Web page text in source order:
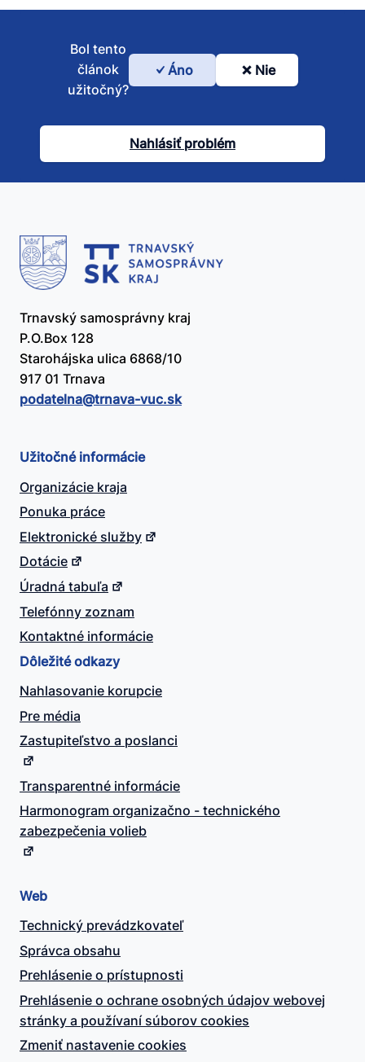
Bol
článok
užitočný?
Bol tento
článok
užitočný?
Áno Nie
Nahlásiť problém
Trnavský samosprávny kraj
P.O.Box 128
Starohájska ulica 6868/10
917 01 Trnava
podatelna@​trnava-vuc.sk
Užitočné informácie
Organizácie kraja
Ponuka práce
Elektronické služby
Dotácie
Úradná tabuľa
Telefónny zoznam
Kontaktné informácie
Dôležité odkazy
Nahlasovanie korupcie
Pre média
Zastupiteľstvo a poslanci
Transparentné informácie
Harmonogram organizačno - technického
zabezpečenia volieb
Web
Technický prevádzkovateľ
Správca obsahu
Prehlásenie o prístupnosti
Prehlásenie o ochrane osobných údajov webovej
stránky a používaní súborov cookies
Zmeniť nastavenie cookies